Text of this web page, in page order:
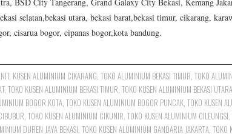
selatan,bekasi utara, bekasi barat,bekasi timur, cikarang,
cisarua bogor, cipanas bogor,kota bandung.
, KUSEN ALUMINIUM CIKARANG,TOKO ALUMINIUM BEKASI TIMUR,TOKO
, TOKO KUSEN ALUMINIUM BEKASI TIMUR, TOKO KUSEN ALUMINIUM BEKASI UTARA
BOGOR KOTA, TOKO KUSEN ALUMINIUM BOGOR PUNCAK, TOKO KUSEN
, TOKO KUSEN ALUMINIUM CIKUNIR, TOKO KUSEN ALUMINIUM CILEUNGSI,
DUREN JAYA BEKASI, TOKO KUSEN ALUMINIUM GANDARIA JAKARTA, TOKO